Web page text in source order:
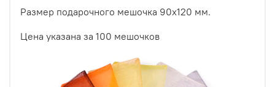
Размер подарочного мешочка 90х120 мм.
Цена указана за 100 мешочков